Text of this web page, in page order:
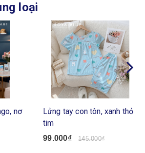
loại
nơ
Lửng tay con tôn, xanh thỏ
tim
99.000₫ 145.000₫